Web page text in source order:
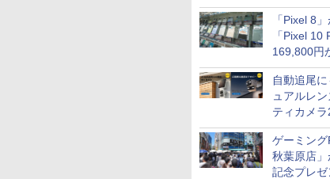
2」がサン
「Pixel 8
「Pixel 10
169,800円
古のPixel
自動追尾
ュアルレ
ティカメラ
ら
ゲーミング
秋葉原店
記念プレゼ